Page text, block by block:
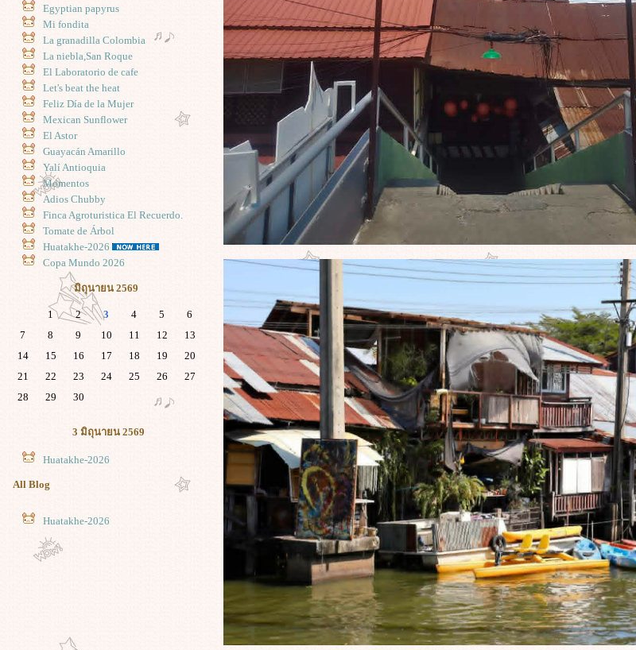
Egyptian papyrus
Mi fondita
La granadilla Colombia
La niebla,San Roque
El Laboratorio de cafe
Let's beat the heat
Feliz Día de la Mujer
Mexican Sunflower
El Astor
Guayacán Amarillo
Yalí Antioquia
Momentos
Adios Chubby
Finca Agroturistica El Recuerdo.
Tomate de Árbol
Huatakhe-2026
Copa Mundo 2026
มิถุนายน 2569
1 2 3 4 5
6
7
8 9 10 11 12
13
14
15 16 17 18 19
20
21
22 23 24 25 26
27
28
29 30
3 มิถุนายน 2569
Huatakhe-2026
All Blog
Huatakhe-2026